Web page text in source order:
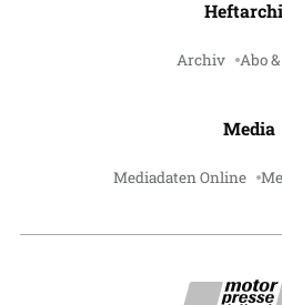
Archiv Abo
Media
Mediadaten Online